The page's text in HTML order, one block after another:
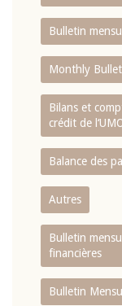
Bulletin
Monthly
Bilans et
crédit de
Balance des
Autres
Bulletin
financières
Bulletin